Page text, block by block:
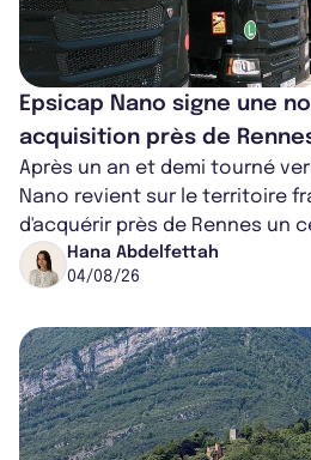
Epsicap Nano signe une
acquisition près de
Après un an et demi tourné
Nano revient sur le territoire
d'acquérir près de Rennes un
pour conducteurs poids lou...
Hana Abdelfettah
04/08/26